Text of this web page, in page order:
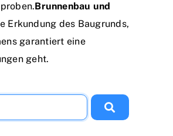
Brunnenbau und
Erkundung des Baugrunds,
garantiert eine
geht.